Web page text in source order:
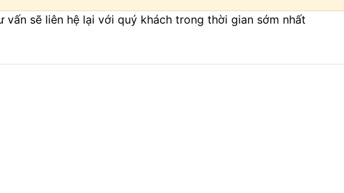
sẽ liên hệ lại với quý khách trong thời gian sớm nhất